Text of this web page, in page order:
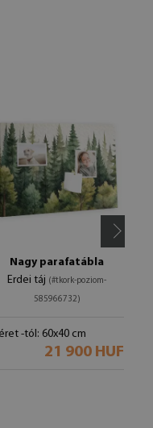
Nagy parafatábla
Erdei táj (#tkork-poziom-
585966732)
-tól: 60x40 cm
21 900 HUF